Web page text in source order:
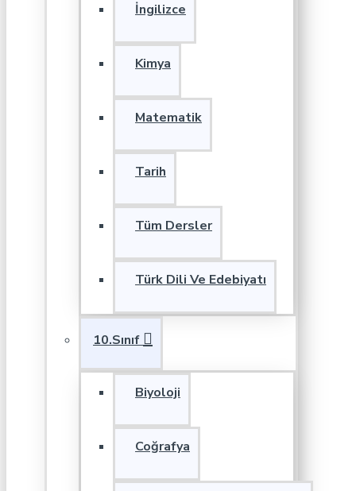
İngilizce
Kimya
Matematik
Tarih
Tüm Dersler
Türk Dili Ve Edebiyatı
10.Sınıf
Biyoloji
Coğrafya